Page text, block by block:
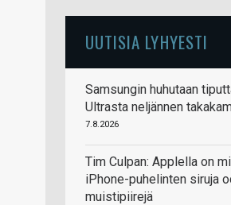
UUTISIA LYHYESTI
Samsungin huhutaan
Ultrasta neljännen
7.8.2026
Tim Culpan: Applella on
iPhone-puhelinten siruja
muistipiirejä